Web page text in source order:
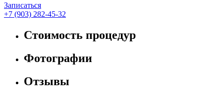
Записаться
+7 (903) 282-45-32
Стоимость процедур
Фотографии
Отзывы